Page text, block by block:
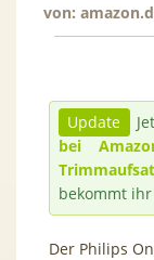
von:
Update
bei
bekommt ihr
Der Philips